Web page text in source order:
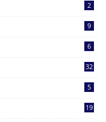
2
9
6
32
5
19